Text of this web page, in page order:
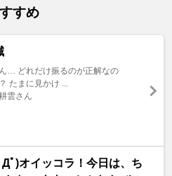
すめ
… どれだけ振るのが正解なの
たまに見かけ ...
雲さん
Дﾟ)オイッコラ！今日は、ち